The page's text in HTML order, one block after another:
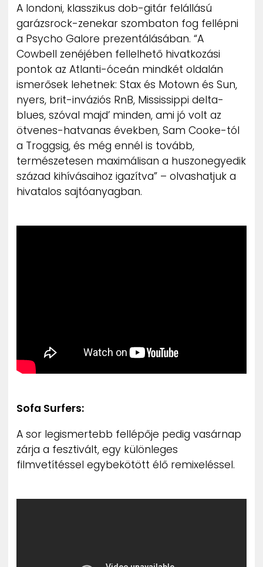
A londoni, klasszikus dob-gitár felállású
garázsrock-zenekar szombaton fog fellépni
a Psycho Galore prezentálásában. “A
Cowbell zenéjében fellelhető hivatkozási
pontok az Atlanti-óceán mindkét oldalán
ismerősek lehetnek: Stax és Motown és Sun,
nyers, brit-inváziós RnB, Mississippi delta-
blues, szóval majd’ minden, ami jó volt az
ötvenes-hatvanas években, Sam Cooke-tól
a Troggsig, és még ennél is tovább,
természetesen maximálisan a huszonegyedik
század kihívásaihoz igazítva” – olvashatjuk a
hivatalos sajtóanyagban.
Sofa Surfers:
A sor legismertebb fellépője pedig vasárnap
zárja a fesztivált, egy különleges
filmvetítéssel egybekötött élő remixeléssel.